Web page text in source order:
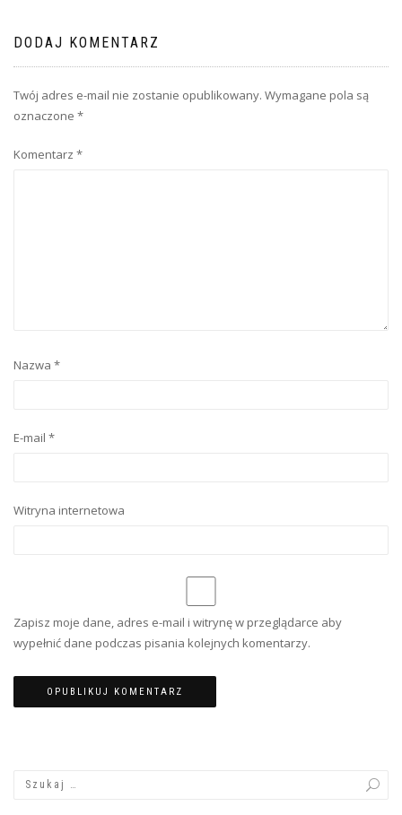
DODAJ KOMENTARZ
Twój adres e-mail nie zostanie opublikowany. Wymagane pola są
oznaczone *
Komentarz *
Nazwa *
E-mail *
Witryna internetowa
Zapisz moje dane, adres e-mail i witrynę w przeglądarce aby
wypełnić dane podczas pisania kolejnych komentarzy.